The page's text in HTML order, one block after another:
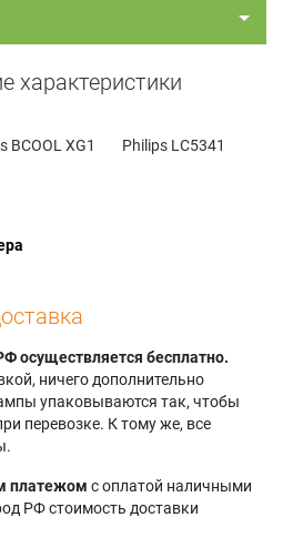
характеристики
BCOOL XG1 Philips LC5341
осуществляется бесплатно.
ничего дополнительно
упаковываются так, чтобы
перевозке. К тому же, все
платежом с оплатой наличными
РФ стоимость доставки